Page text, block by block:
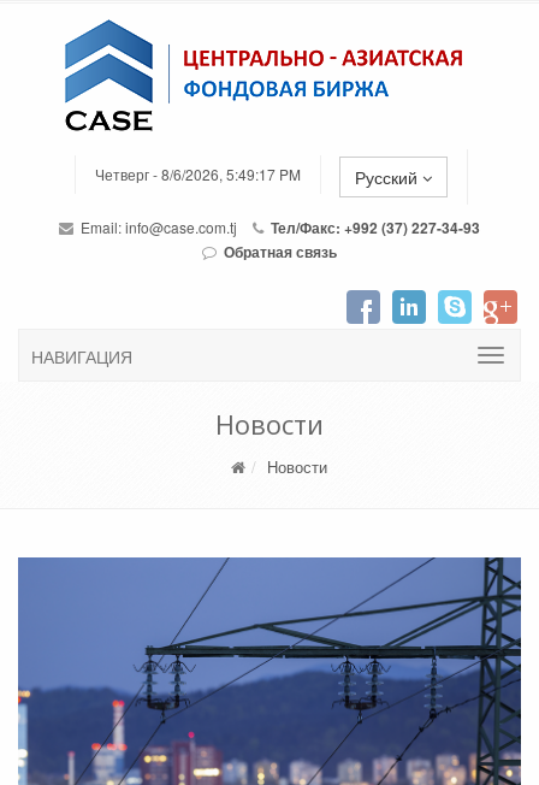
Четверг - 8/6/2026, 5:49:17 PM Русский
Email:info@case.com.tj
Тел/Факс: +992 (37) 227-34-93
Обратная связь
НАВИГАЦИЯ
Новости
Новости